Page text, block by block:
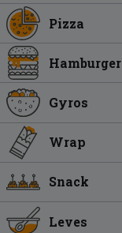
Pizza
Hamburger
Gyros
Wrap
Snack
Leves